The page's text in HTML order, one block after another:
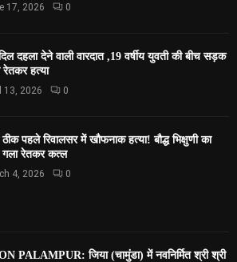
17, 2026 0
दहला देने वाली वारदात ,19 वर्षीय युवती की बीच सड़क
रेतकर हत्या
13, 2026 0
पहले रिवालसर में खौफनाक हत्या! बौद्ध भिक्षुणी का
रेतकर कत्ल
4, 2026 0
PALAMPUR: जिया (चामुंडा) में नवनिर्मित श्री श्री